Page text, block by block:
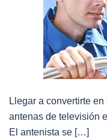
Llegar a convertirte
antenas de televisión
El antenista se […]